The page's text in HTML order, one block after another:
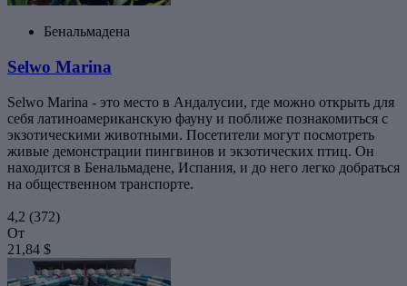
Бенальмадена
Selwo Marina
Selwo Marina - это место в Андалусии, где можно открыть для
себя латиноамериканскую фауну и поближе познакомиться с
экзотическими животными. Посетители могут посмотреть
живые демонстрации пингвинов и экзотических птиц. Он
находится в Бенальмадене, Испания, и до него легко добраться
на общественном транспорте.
4,2 (372)
От
21,84 $